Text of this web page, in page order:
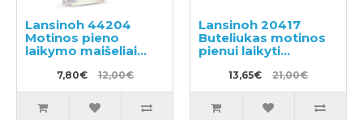
Lansinoh 44204
Motinos pieno
laikymo maišeliai
7,80€ 12,00€
Lansinoh 20417
Buteliukas motinos
pienui laikyti
13,65€ 21,00€